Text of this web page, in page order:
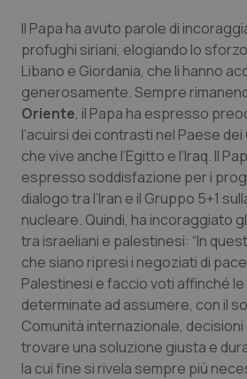
Il Papa ha avuto parole di
profughi siriani, elogiando lo
Libano e Giordania, che li hanno
generosamente. Sempre
Oriente, il Papa ha espresso
l’acuirsi dei contrasti nel Paese
che vive anche l’Egitto e l’Iraq. Il
espresso soddisfazione per i
dialogo tra l’Iran e il Gruppo 5+1
nucleare. Quindi, ha incoraggiato
tra israeliani e palestinesi: “In
che siano ripresi i negoziati di
Palestinesi e faccio voti affinché le
determinate ad assumere, con il
Comunità internazionale,
trovare una soluzione giusta e
la cui fine si rivela sempre più